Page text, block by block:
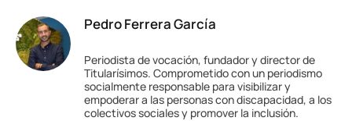
Pedro Ferrera García
Periodista de vocación, fundador y director de
Titularísimos. Comprometido con un periodismo
socialmente responsable para visibilizar y
empoderar a las personas con discapacidad, a los
colectivos sociales y promover la inclusión.